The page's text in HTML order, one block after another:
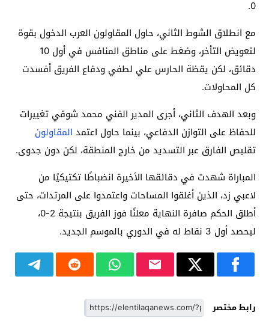
0.
مع انطلاق الشوط الثاني، حاول المقاولون العرب الدخول بقوة
لتعويض التأخر، وضغط على مناطق المنافس في أول 10
دقائق، لكن يقظة الحارس علي لطفي ودفاع الفريق أفسدت
كل المحاولات.
وبعد الهدف الثاني، أجرى المدير الفني محمد شوقي تغييرات
للحفاظ على التوازن الدفاعي، بينما حاول اعتمد المقاولون
تقليص الفارق عبر التسديد من خارج المنطقة، لكن دون جدوى.
المباراة شهدت في دقائقها الأخيرة انضباطًا تكتيكيًا من
لاعبي زد، الذين أغلقوا المساحات واعتمدوا على المرتدات، حتى
أطلق الحكم صافرة النهاية معلنًا فوز الفريق بنتيجة 2-0،
ليحصد أول 3 نقاط له في الدوري بالموسم الجديد.
رابط مختصر